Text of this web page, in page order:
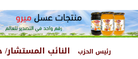
رئيس الحزب النائب